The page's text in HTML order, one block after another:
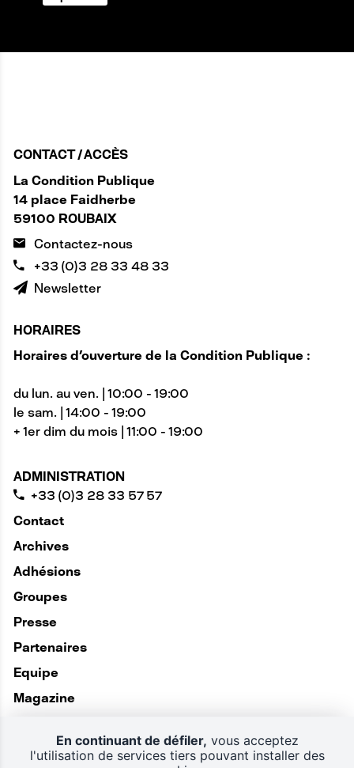
CONTACT / ACCÈS
La Condition Publique
14 place Faidherbe
59100 ROUBAIX
Contactez-nous
+33 (0)3 28 33 48 33
Newsletter
HORAIRES
Horaires d'ouverture de la Condition Publique :
du lun. au ven. | 10:00 - 19:00
le sam. | 14:00 - 19:00
+ 1er dim du mois | 11:00 - 19:00
ADMINISTRATION
+33 (0)3 28 33 57 57
Contact
Archives
Adhésions
Groupes
Presse
Partenaires
Equipe
Magazine
En continuant de défiler, vous acceptez
l'utilisation de services tiers pouvant installer des